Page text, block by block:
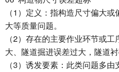
（1 ）定义：指构造尺寸偏大或
大等质量问题。
（2）存在的主要作业环节或工
大、隧道掘进误差过大，隧道衬
（3）诱发要素：此类问题多由